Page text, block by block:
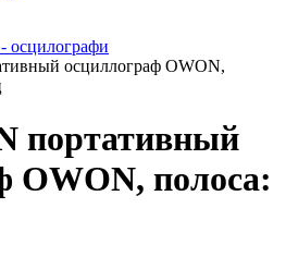
осцилографи
осциллограф OWON,
портативный
OWON, полоса: